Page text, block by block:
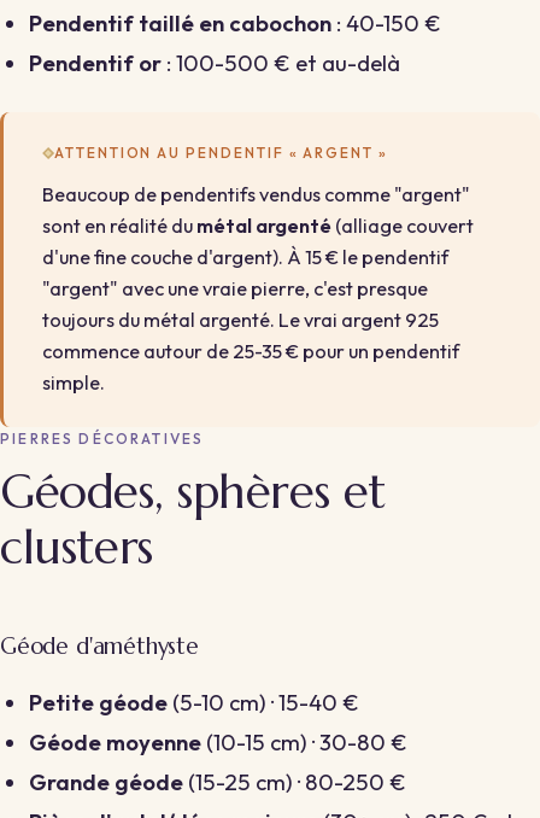
Pendentif taillé en cabochon : 40-150 €
Pendentif or : 100-500 € et au-delà
ATTENTION AU PENDENTIF « ARGENT »
Beaucoup de pendentifs vendus comme "argent"
sont en réalité du métal argenté (alliage couvert
d'une fine couche d'argent). À 15 € le pendentif
"argent" avec une vraie pierre, c'est presque
toujours du métal argenté. Le vrai argent 925
commence autour de 25-35 € pour un pendentif
simple.
PIERRES DÉCORATIVES
Géodes, sphères et
clusters
Géode d'améthyste
Petite géode (5-10 cm) · 15-40 €
Géode moyenne (10-15 cm) · 30-80 €
Grande géode (15-25 cm) · 80-250 €